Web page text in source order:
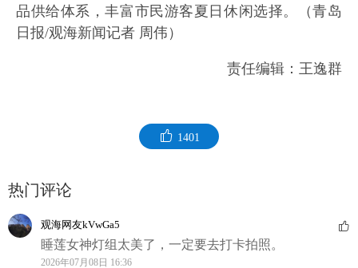
品供给体系，丰富市民游客夏日休闲选择。（青岛
日报/观海新闻记者 周伟）
责任编辑：王逸群
1401
热门评论
观海网友kVwGa5
睡莲女神灯组太美了，一定要去打卡拍照。
2026年07月08日 16:36